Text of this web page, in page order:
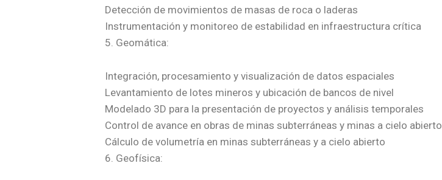
Detección de movimientos de masas de roca o laderas
Instrumentación y monitoreo de estabilidad en infraestructura crítica
5. Geomática:
Integración, procesamiento y visualización de datos espaciales
Levantamiento de lotes mineros y ubicación de bancos de nivel
Modelado 3D para la presentación de proyectos y análisis temporales
Control de avance en obras de minas subterráneas y minas a cielo abierto
Cálculo de volumetría en minas subterráneas y a cielo abierto
6. Geofísica: